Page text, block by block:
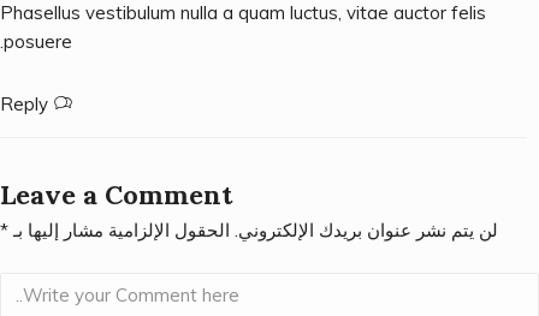
Phasellus vestibulum nulla a quam luctus, vitae auctor felis
posuere.
Reply
Leave a Comment
لن يتم نشر عنوان بريدك الإلكتروني. الحقول الإلزامية مشار إليها بـ*